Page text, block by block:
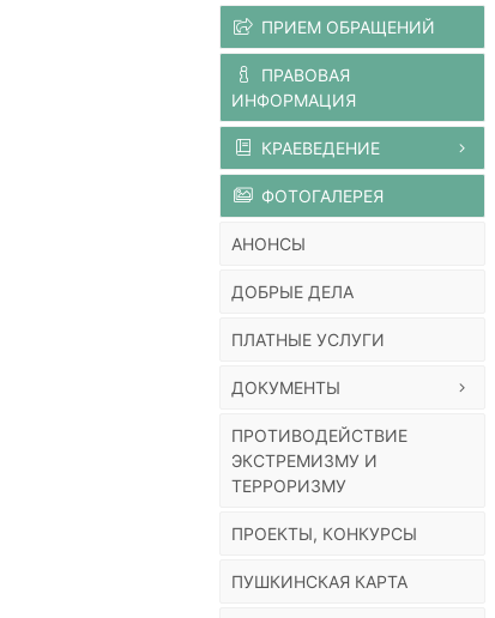
ПРИЕМ ОБРАЩЕНИЙ
ПРАВОВАЯ
ИНФОРМАЦИЯ
КРАЕВЕДЕНИЕ
ФОТОГАЛЕРЕЯ
АНОНСЫ
ДОБРЫЕ ДЕЛА
ПЛАТНЫЕ УСЛУГИ
ДОКУМЕНТЫ
ПРОТИВОДЕЙСТВИЕ
ЭКСТРЕМИЗМУ И
ТЕРРОРИЗМУ
ПРОЕКТЫ, КОНКУРСЫ
ПУШКИНСКАЯ КАРТА